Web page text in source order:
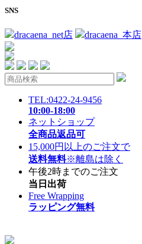
SNS
dracaena_net店 dracaena_本店
TEL:0422-24-9456
10:00-18:00
ネットショップ
全商品返品可
15,000円以上のご注文で
送料無料※離島は除く
午後2時までのご注文
当日出荷
Free Wrapping
ラッピング無料